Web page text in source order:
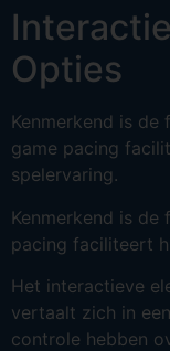
Opties
Kenmerkend is de
game pacing
spelervaring.
Kenmerkend is
pacing faciliteert
Het interactieve
vertaalt zich in
controle hebben